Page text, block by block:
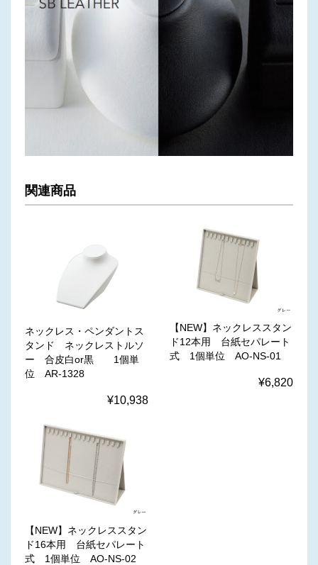
関連商品
ネックレス・ペンダントス
タンド ネックレストルソ
ー 合皮白or黒 1個単
位 AR-1328
¥10,938
【NEW】ネックレススタン
ド12本用 台紙セパレート
式 1個単位 AO-NS-01
¥6,820
【NEW】ネックレススタン
ド16本用 台紙セパレート
式 1個単位 AO-NS-02